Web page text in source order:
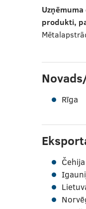
produkti,
Rīga
Čehija